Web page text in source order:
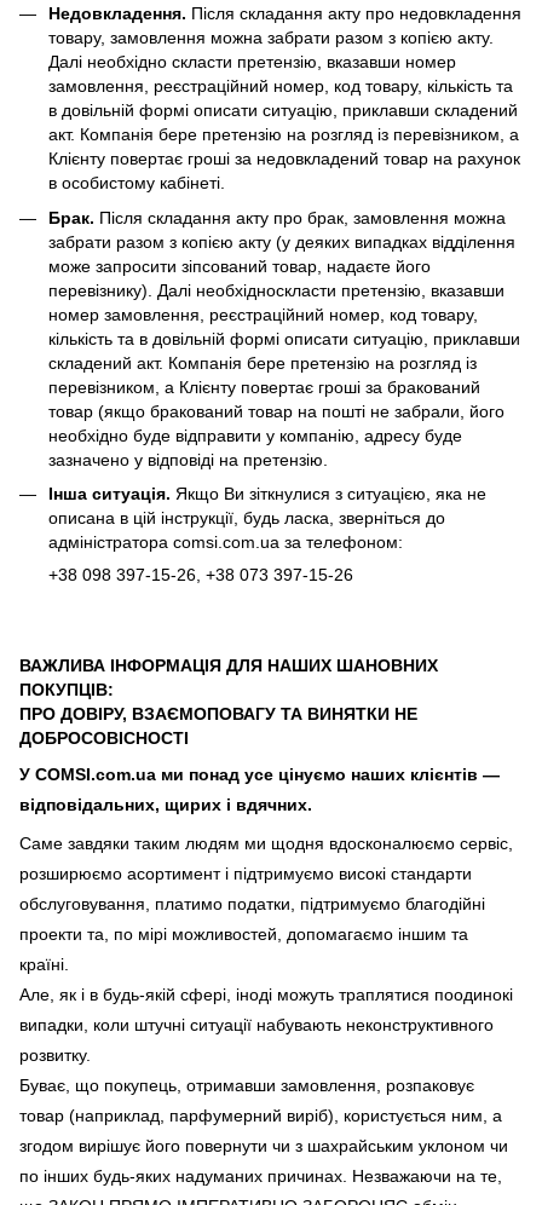
Недовкладення. Після складання акту про недовкладення
товару, замовлення можна забрати разом з копією акту.
Далі необхідно скласти претензію, вказавши номер
замовлення, реєстраційний номер, код товару, кількість та
в довільній формі описати ситуацію, приклавши складений
акт. Компанія бере претензію на розгляд із перевізником, а
Клієнту повертає гроші за недовкладений товар на рахунок
в особистому кабінеті.
Брак. Після складання акту про брак, замовлення можна
забрати разом з копією акту (у деяких випадках відділення
може запросити зіпсований товар, надаєте його
перевізнику). Далі необхідноскласти претензію, вказавши
номер замовлення, реєстраційний номер, код товару,
кількість та в довільній формі описати ситуацію, приклавши
складений акт. Компанія бере претензію на розгляд із
перевізником, а Клієнту повертає гроші за бракований
товар (якщо бракований товар на пошті не забрали, його
необхідно буде відправити у компанію, адресу буде
зазначено у відповіді на претензію.
Інша ситуація. Якщо Ви зіткнулися з ситуацією, яка не
описана в цій інструкції, будь ласка, зверніться до
адміністратора comsi.com.ua за телефоном:
+38 098 397-15-26 , +38 073 397-15-26
ВАЖЛИВА ІНФОРМАЦІЯ ДЛЯ НАШИХ ШАНОВНИХ
ПОКУПЦІВ:
ПРО ДОВІРУ, ВЗАЄМОПОВАГУ ТА ВИНЯТКИ НЕ
ДОБРОСОВІСНОСТІ
У COMSI.com.ua ми понад усе цінуємо наших клієнтів —
відповідальних, щирих і вдячних.
Саме завдяки таким людям ми щодня вдосконалюємо сервіс,
розширюємо асортимент і підтримуємо високі стандарти
обслуговування, платимо податки, підтримуємо благодійні
проекти та, по мірі можливостей, допомагаємо іншим та
країні.
Але, як і в будь-якій сфері, іноді можуть траплятися поодинокі
випадки, коли штучні ситуації набувають неконструктивного
розвитку.
Буває, що покупець, отримавши замовлення, розпаковує
товар (наприклад, парфумерний виріб), користується ним, а
згодом вирішує його повернути чи з шахрайським уклоном чи
по інших будь-яких надуманих причинах. Незважаючи на те,